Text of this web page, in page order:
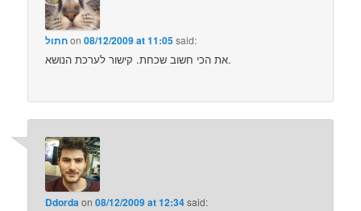
חתולon08/12/2009 at 11:05said:
את הכי חשוב שכחת. קישור לערכת הנושא.
Ddordaon08/12/2009 at 12:34said: